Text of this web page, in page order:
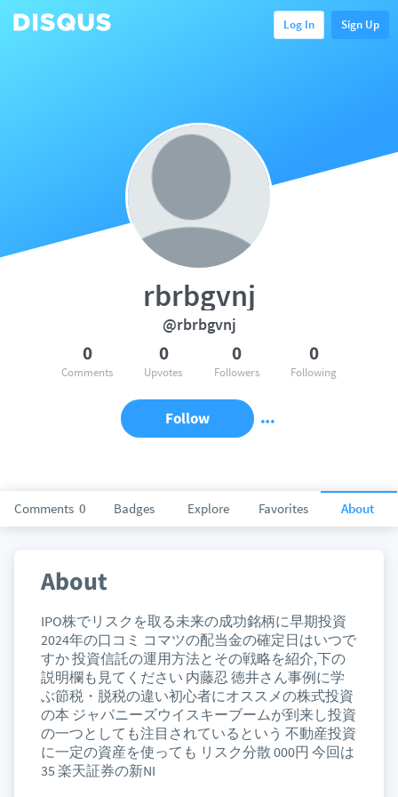
Log In Sign Up
Comments 0 Badges Explore Favorites About
rbrbgvnj
@rbrbgvnj
0
Comments
0
Upvotes
0
Followers
0
Following
Follow
About
IPO株でリスクを取る未来の成功銘柄に早期投資
2024年の口コミ コマツの配当金の確定日はいつで
すか 投資信託の運用方法とその戦略を紹介,下の
説明欄も見てください 内藤忍 徳井さん事例に学
ぶ節税・脱税の違い初心者にオススメの株式投資
の本 ジャパニーズウイスキーブームが到来し投資
の一つとしても注目されているという 不動産投資
に一定の資産を使っても リスク分散 000円 今回は
35 楽天証券の新NI